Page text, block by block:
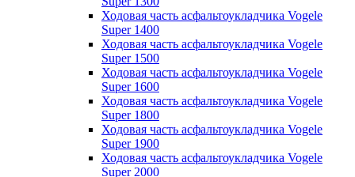
Ходовая часть асфальтоукладчика Vogele
Super 1400
Ходовая часть асфальтоукладчика Vogele
Super 1500
Ходовая часть асфальтоукладчика Vogele
Super 1600
Ходовая часть асфальтоукладчика Vogele
Super 1800
Ходовая часть асфальтоукладчика Vogele
Super 1900
Ходовая часть асфальтоукладчика Vogele
Super 2000